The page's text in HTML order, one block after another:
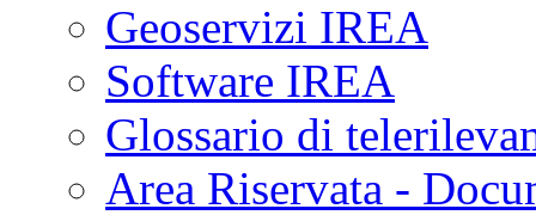
Geoservizi IREA
Software IREA
Glossario di
Area Riservata -